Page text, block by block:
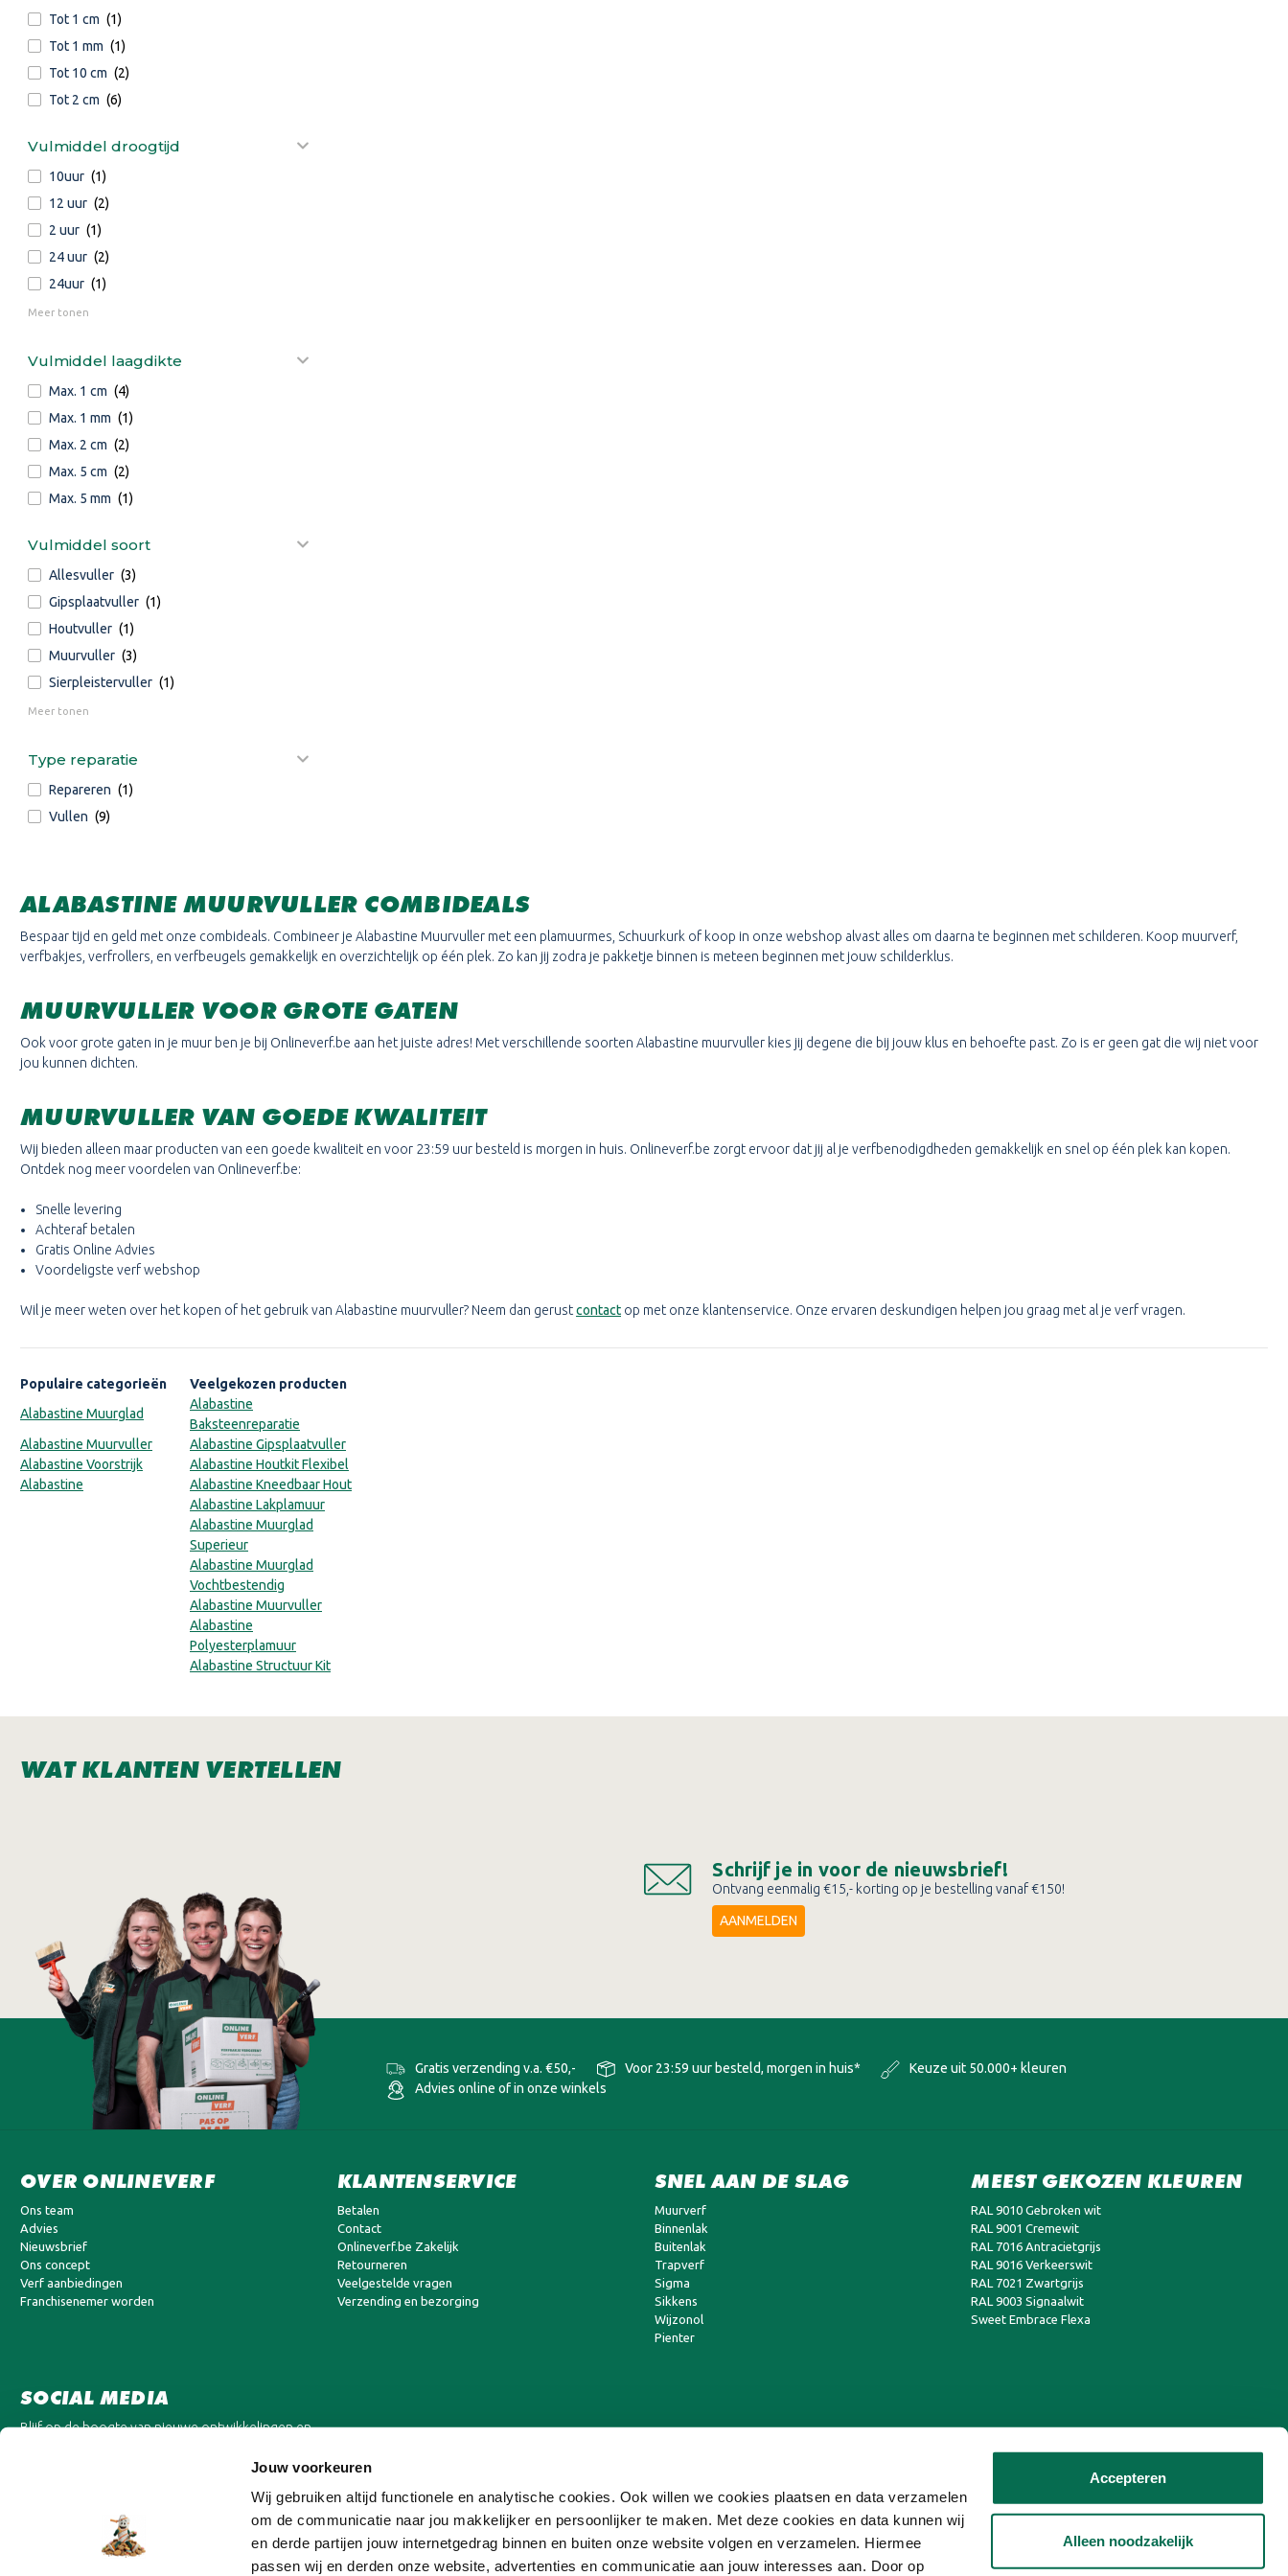
Jouw voorkeuren
Wij gebruiken altijd functionele en analytische cookies. Ook willen we cookies plaatsen en data verzamelen
om de communicatie naar jou makkelijker en persoonlijker te maken. Met deze cookies en data kunnen wij
en derde partijen jouw internetgedrag binnen en buiten onze website volgen en verzamelen. Hiermee
passen wij en derden onze website, advertenties en communicatie aan jouw interesses aan. Door op
Accepteren
Alleen noodzakelijk
Tot 1 cm (1)
Tot 1 mm (1)
Tot 10 cm (2)
Tot 2 cm (6)
Vulmiddel droogtijd
10uur (1)
12 uur (2)
2 uur (1)
24 uur (2)
24uur (1)
Meer tonen
Vulmiddel laagdikte
Max. 1 cm (4)
Max. 1 mm (1)
Max. 2 cm (2)
Max. 5 cm (2)
Max. 5 mm (1)
Vulmiddel soort
Allesvuller (3)
Gipsplaatvuller (1)
Houtvuller (1)
Muurvuller (3)
Sierpleistervuller (1)
Meer tonen
Type reparatie
Repareren (1)
Vullen (9)
ALABASTINE MUURVULLER COMBIDEALS
Bespaar tijd en geld met onze combideals. Combineer je Alabastine Muurvuller met een plamuurmes, Schuurkurk of koop in onze webshop alvast alles om daarna te beginnen met schilderen. Koop muurverf,
verfbakjes, verfrollers, en verfbeugels gemakkelijk en overzichtelijk op één plek. Zo kan jij zodra je pakketje binnen is meteen beginnen met jouw schilderklus.
MUURVULLER VOOR GROTE GATEN
Ook voor grote gaten in je muur ben je bij Onlineverf.be aan het juiste adres! Met verschillende soorten Alabastine muurvuller kies jij degene die bij jouw klus en behoefte past. Zo is er geen gat die wij niet voor
jou kunnen dichten.
MUURVULLER VAN GOEDE KWALITEIT
Wij bieden alleen maar producten van een goede kwaliteit en voor 23:59 uur besteld is morgen in huis. Onlineverf.be zorgt ervoor dat jij al je verfbenodigdheden gemakkelijk en snel op één plek kan kopen.
Ontdek nog meer voordelen van Onlineverf.be:
Snelle levering
Achteraf betalen
Gratis Online Advies
Voordeligste verf webshop
Wil je meer weten over het kopen of het gebruik van Alabastine muurvuller? Neem dan gerustcontact op met onze klantenservice. Onze ervaren deskundigen helpen jou graag met al je verf vragen.
Populaire categorieën
Veelgekozen producten
Alabastine Muurglad
Alabastine
Baksteenreparatie
Alabastine Muurvuller
Alabastine Gipsplaatvuller
Alabastine Voorstrijk
Alabastine Houtkit Flexibel
Alabastine
Alabastine Kneedbaar Hout
Alabastine Lakplamuur
Alabastine Muurglad
Superieur
Alabastine Muurglad
Vochtbestendig
Alabastine Muurvuller
Alabastine
Polyesterplamuur
Alabastine Structuur Kit
WAT KLANTEN VERTELLEN
Schrijf je in voor de nieuwsbrief!
Ontvang eenmalig €15,- korting op je bestelling vanaf €150!
AANMELDEN
Gratis verzending v.a. €50,- Voor 23:59 uur besteld, morgen in huis*
Keuze uit 50.000+ kleuren
Advies online of in onze winkels
OVER ONLINEVERF
Ons team
Advies
Nieuwsbrief
Ons concept
Verf aanbiedingen
Franchisenemer worden
KLANTENSERVICE
Betalen
Contact
Onlineverf.be Zakelijk
Retourneren
Veelgestelde vragen
Verzending en bezorging
SNEL AAN DE SLAG
Muurverf
Binnenlak
Buitenlak
Trapverf
Sigma
Sikkens
Wijzonol
Pienter
MEEST GEKOZEN KLEUREN
RAL 9010 Gebroken wit
RAL 9001 Cremewit
RAL 7016 Antracietgrijs
RAL 9016 Verkeerswit
RAL 7021 Zwartgrijs
RAL 9003 Signaalwit
Sweet Embrace Flexa
SOCIAL MEDIA
Blijf op de hoogte van nieuwe ontwikkelingen en